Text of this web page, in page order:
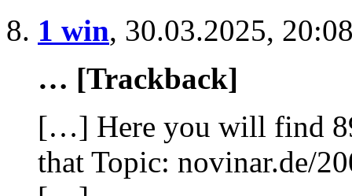
1 win, 30.03.2025,
… [Trackback]
[…] Here you will find
that Topic: novinar.de/